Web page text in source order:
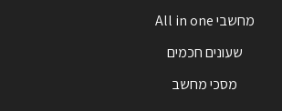
מחשבי All in one
שעונים חכמים
מסכי מחשב